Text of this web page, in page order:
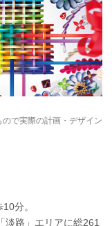
で実際の計画・デザイン
分。
淡路」エリアに総261